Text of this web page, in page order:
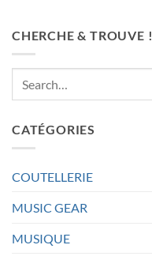
CHERCHE & TROUVE !
CATÉGORIES
COUTELLERIE
MUSIC GEAR
MUSIQUE